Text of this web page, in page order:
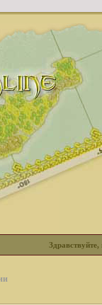
Здравствуйте,